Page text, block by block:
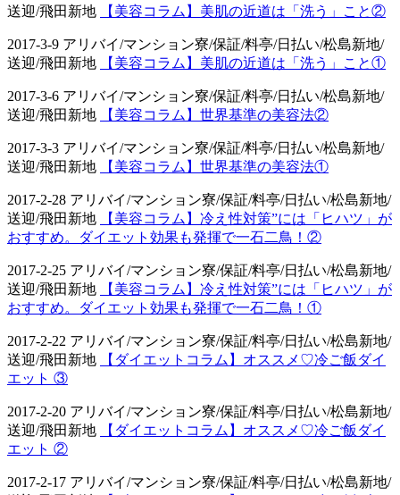
送迎/飛田新地
【美容コラム】美肌の近道は「洗う」こと②
2017-3-9 アリバイ/マンション寮/保証/料亭/日払い/松島新地/
送迎/飛田新地
【美容コラム】美肌の近道は「洗う」こと①
2017-3-6 アリバイ/マンション寮/保証/料亭/日払い/松島新地/
送迎/飛田新地
【美容コラム】世界基準の美容法②
2017-3-3 アリバイ/マンション寮/保証/料亭/日払い/松島新地/
送迎/飛田新地
【美容コラム】世界基準の美容法①
2017-2-28 アリバイ/マンション寮/保証/料亭/日払い/松島新地/
送迎/飛田新地
【美容コラム】冷え性対策”には「ヒハツ」が
おすすめ。ダイエット効果も発揮で一石二鳥！②
2017-2-25 アリバイ/マンション寮/保証/料亭/日払い/松島新地/
送迎/飛田新地
【美容コラム】冷え性対策”には「ヒハツ」が
おすすめ。ダイエット効果も発揮で一石二鳥！①
2017-2-22 アリバイ/マンション寮/保証/料亭/日払い/松島新地/
送迎/飛田新地
【ダイエットコラム】オススメ♡冷ご飯ダイ
エット ③
2017-2-20 アリバイ/マンション寮/保証/料亭/日払い/松島新地/
送迎/飛田新地
【ダイエットコラム】オススメ♡冷ご飯ダイ
エット ②
2017-2-17 アリバイ/マンション寮/保証/料亭/日払い/松島新地/